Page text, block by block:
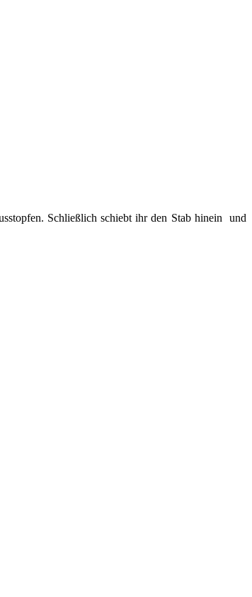
Schließlich schiebt ihr den Stab hinein und